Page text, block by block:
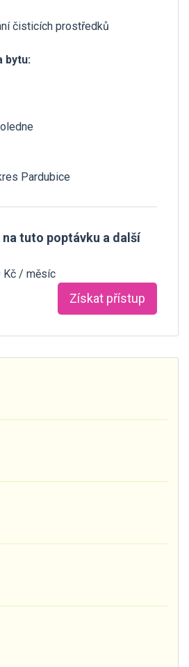
čisticích prostředků
bytu:
Pardubice
tuto poptávku a další
Kč / měsíc
Získat přístup